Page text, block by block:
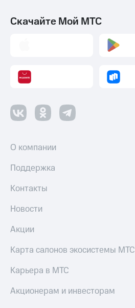
Скачайте Мой МТС
О компании
Поддержка
Контакты
Новости
Акции
Карта салонов экосистемы МТС
Карьера в МТС
Акционерам и инвесторам